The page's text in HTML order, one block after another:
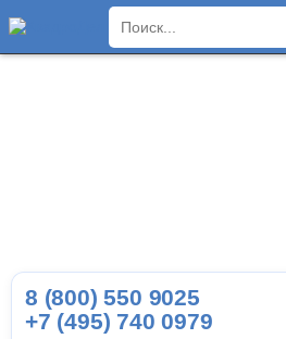
8 (800) 550 9025
+7 (495) 740 0979